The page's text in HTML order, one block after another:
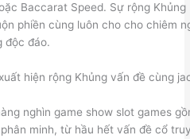
Baccarat Speed. Sự rộng Khủng
phiền cùng luôn cho cho chiêm
độc đáo.
hiện rộng Khủng vấn đề cùng
nghìn game show slot games
minh, từ hầu hết vấn đề cổ